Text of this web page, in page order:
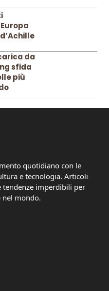
da
sfida
più
quotidiano con le
e tecnologia. Articoli
tendenze imperdibili per
nel mondo.